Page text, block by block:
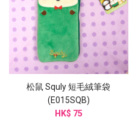
松鼠 Squly 短毛絨筆袋
(E015SQB)
HK$ 75